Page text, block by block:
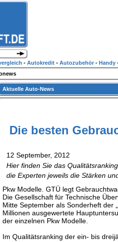
Aktuelle Auto-News
Die besten
12 September, 2012
Hier finden Sie das
die Experten jeweils die Stärken
Pkw Modelle. GTÜ legt
Die Gesellschaft für Technische
Mitte September als Sonderheft der
Millionen ausgewertete
der einzelnen Pkw Modelle.
Im Qualitätsranking der ein- bis
- Autokredit - Autozubehör - Handy